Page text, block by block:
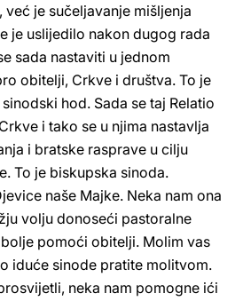
je sučeljavanje mišljenja
je uslijedilo nakon dugog rada
sada nastaviti u jednom
obitelji, Crkve i društva. To je
hod. Sada se taj Relatio
i tako se u njima nastavlja
i bratske rasprave u cilju
To je biskupska sinoda.
naše Majke. Neka nam ona
volju donoseći pastoralne
pomoći obitelji. Molim vas
iduće sinode pratite molitvom.
neka nam pomogne ići